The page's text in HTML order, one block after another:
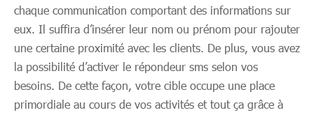
chaque communication comportant des informations sur
eux. Il suffira d’insérer leur nom ou prénom pour rajouter
une certaine proximité avec les clients. De plus, vous avez
la possibilité d’activer le répondeur sms selon vos
besoins. De cette façon, votre cible occupe une place
primordiale au cours de vos activités et tout ça grâce à